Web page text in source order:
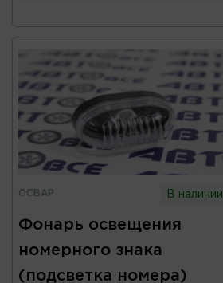
ОСВАР В наличии
Фонарь освещения
номерного знака
(подсветка номера)